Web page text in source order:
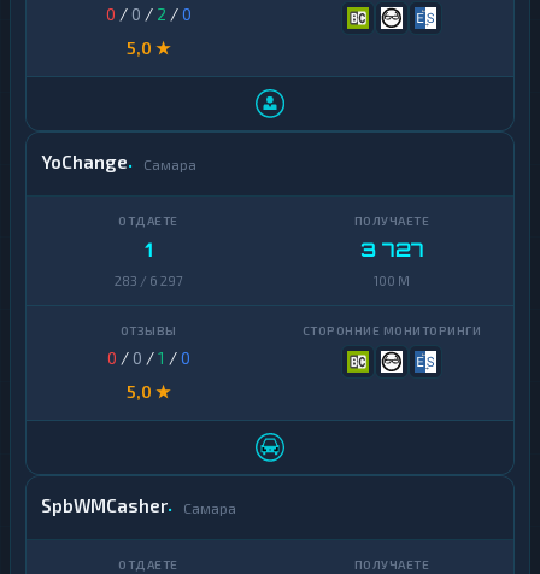
0 / 0 / 2 /0
5,0 ★
YoChange Самара
1
283 / 6 297
3 727
100 M
0 / 0 /1 /0
5,0 ★
SpbWMCasher Самара